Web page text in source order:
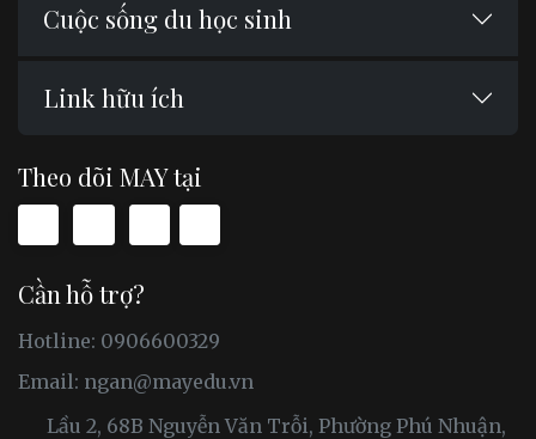
Cuộc sống du học sinh
Link hữu ích
Theo dõi MAY tại
Cần hỗ trợ?
Hotline: 0906600329
Email: ngan@mayedu.vn
Lầu 2, 68B Nguyễn Văn Trỗi, Phường Phú Nhuận,